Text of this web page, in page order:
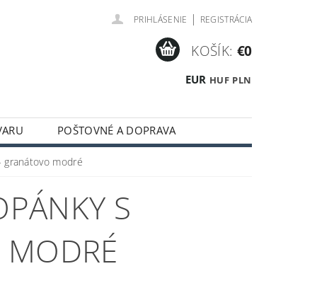
PRIHLÁSENIE | REGISTRÁCIA
EUR HUF PLN
KOŠÍK: €0
POŠTOVNÉ A DOPRAVA
modré
S